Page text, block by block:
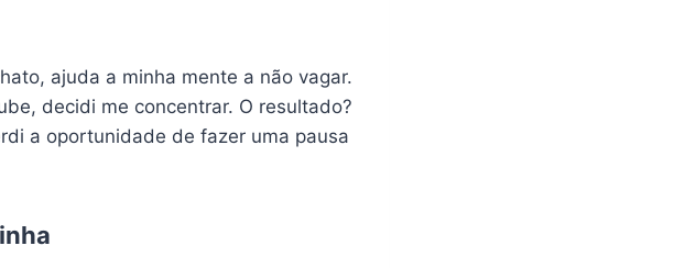
ajuda a minha mente a não vagar.
decidi me concentrar. O resultado?
a oportunidade de fazer uma pausa